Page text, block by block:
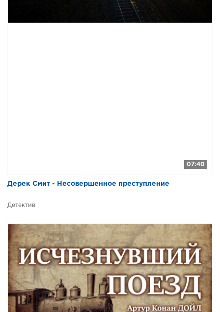
07:40
Дерек Смит - Несовершенное преступление
Детектив